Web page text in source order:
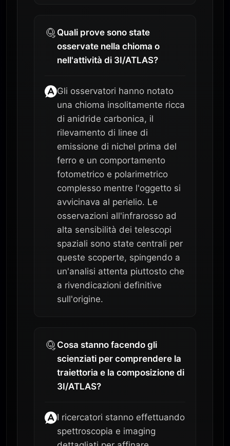
Quali prove sono state
osservate nella chioma o
nell'attività di 3I/ATLAS?
Gli osservatori hanno notato
una chioma insolitamente ricca
di anidride carbonica, il
rilevamento di linee di
emissione di nichel prima del
ferro e un comportamento
fotometrico e polarimetrico
complesso mentre l'oggetto si
avvicinava al perielio. Le
osservazioni all'infrarosso ad
alta sensibilità dei telescopi
spaziali sono state centrali per
queste scoperte, spingendo a
un'analisi attenta piuttosto che
a rivendicazioni definitive
sull'origine.
Cosa stanno facendo gli
scienziati per comprendere la
traiettoria e la composizione di
3I/ATLAS?
I ricercatori stanno effettuando
spettroscopia e imaging